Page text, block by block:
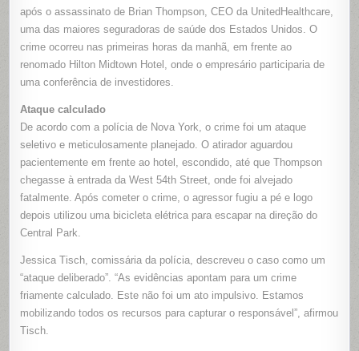
É
EM
ATAQUE
após o assassinato de Brian Thompson, CEO da UnitedHealthcare,
uma das maiores seguradoras de saúde dos Estados Unidos. O
crime ocorreu nas primeiras horas da manhã, em frente ao
renomado Hilton Midtown Hotel, onde o empresário participaria de
uma conferência de investidores.
Ataque calculado
De acordo com a polícia de Nova York, o crime foi um ataque
seletivo e meticulosamente planejado. O atirador aguardou
pacientemente em frente ao hotel, escondido, até que Thompson
chegasse à entrada da West 54th Street, onde foi alvejado
fatalmente. Após cometer o crime, o agressor fugiu a pé e logo
depois utilizou uma bicicleta elétrica para escapar na direção do
Central Park.
Jessica Tisch, comissária da polícia, descreveu o caso como um
“ataque deliberado”. “As evidências apontam para um crime
friamente calculado. Este não foi um ato impulsivo. Estamos
mobilizando todos os recursos para capturar o responsável”, afirmou
Tisch.